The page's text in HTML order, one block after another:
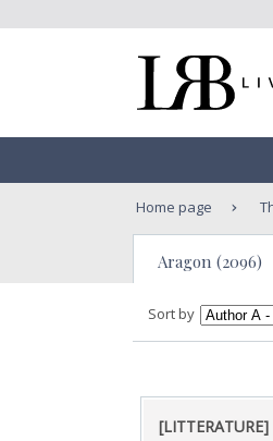
Home page
Aragon (2096)
Sort by